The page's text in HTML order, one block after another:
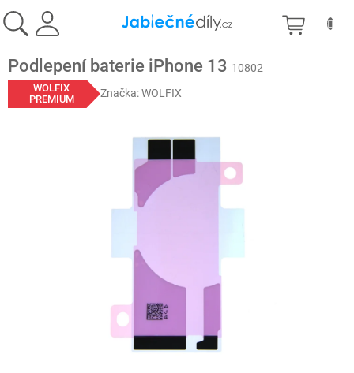
na
obsah
Podlepení baterie iPhone 13 10802
WOLFIX
PREMIUM
Značka:WOLFIX